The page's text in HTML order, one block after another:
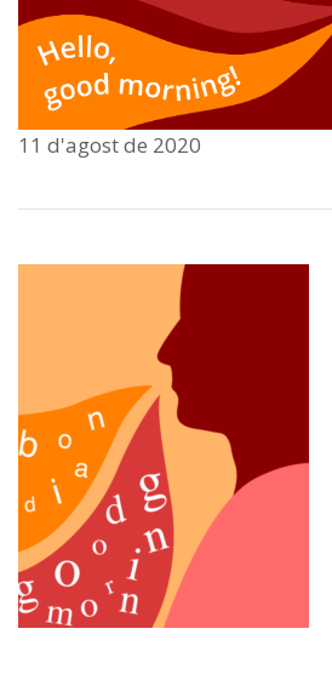
11 d'agost de 2020